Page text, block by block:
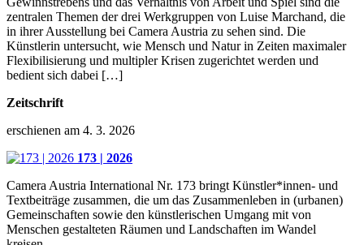
zentralen Themen der drei Werkgruppen von Luise Marchand, die
in ihrer Ausstellung bei Camera Austria zu sehen sind. Die
Künstlerin untersucht, wie Mensch und Natur in Zeiten maximaler
Flexibilisierung und multipler Krisen zugerichtet werden und
bedient sich dabei […]
Zeitschrift
erschienen am 4. 3. 2026
173 | 2026
Camera Austria International Nr. 173 bringt Künstler*innen- und
Textbeiträge zusammen, die um das Zusammenleben in (urbanen)
Gemeinschaften sowie den künstlerischen Umgang mit von
Menschen gestalteten Räumen und Landschaften im Wandel